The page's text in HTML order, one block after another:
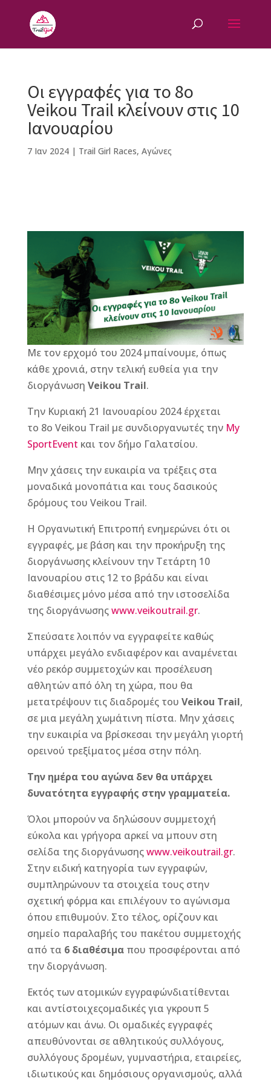
Οι εγγραφές για το 8ο
Veikou Trail κλείνουν στις 10
Ιανουαρίου
7 Ιαν 2024| Trail Girl Races, Αγώνες
a
e
b
o
o
k
e
ss
e
n
g
e
r
b m w
it
te
r
n
te
r
e
st
Με τον ερχομό του 2024 μπαίνουμε, όπως
κάθε χρονιά, στην τελική ευθεία για την
διοργάνωση Veikou Trail.
Την Κυριακή 21 Ιανουαρίου 2024 έρχεται
το 8ο Veikou Trail με συνδιοργανωτές την My
SportEvent και τον δήμο Γαλατσίου.
Μην χάσεις την ευκαιρία να τρέξεις στα
μοναδικά μονοπάτια και τους δασικούς
δρόμους του Veikou Trail.
Η Οργανωτική Επιτροπή ενημερώνει ότι οι
εγγραφές, με βάση και την προκήρυξη της
διοργάνωσης κλείνουν την Τετάρτη 10
Ιανουαρίου στις 12 το βράδυ και είναι
διαθέσιμες μόνο μέσα από την ιστοσελίδα
της διοργάνωσηςwww.veikoutrail.gr.
Σπεύσατε λοιπόν να εγγραφείτε καθώς
υπάρχει μεγάλο ενδιαφέρον και αναμένεται
νέο ρεκόρ συμμετοχών και προσέλευση
αθλητών από όλη τη χώρα, που θα
μετατρέψουν τις διαδρομές του Veikou Trail,
σε μια μεγάλη χωμάτινη πίστα. Μην χάσεις
την ευκαιρία να βρίσκεσαι την μεγάλη γιορτή
ορεινού τρεξίματος μέσα στην πόλη.
Την ημέρα του αγώνα δεν θα υπάρχει
δυνατότητα εγγραφής στην γραμματεία.
Όλοι μπορούν να δηλώσουν συμμετοχή
εύκολα και γρήγορα αρκεί να μπουν στη
σελίδα της διοργάνωσηςwww.veikoutrail.gr.
Στην ειδική κατηγορία των εγγραφών,
συμπληρώνουν τα στοιχεία τους στην
σχετική φόρμα και επιλέγουν το αγώνισμα
όπου επιθυμούν. Στο τέλος, ορίζουν και
σημείο παραλαβής του πακέτου συμμετοχής
από τα 6 διαθέσιμαπου προσφέρονται από
την διοργάνωση.
Εκτός των ατομικών εγγραφώνδιατίθενται
και αντίστοιχεςομαδικές για γκρουπ 5
ατόμων και άνω. Οι ομαδικές εγγραφές
απευθύνονται σε αθλητικούς συλλόγους,
συλλόγους δρομέων, γυμναστήρια, εταιρείες,
ιδιωτικούς και δημόσιους οργανισμούς, αλλά